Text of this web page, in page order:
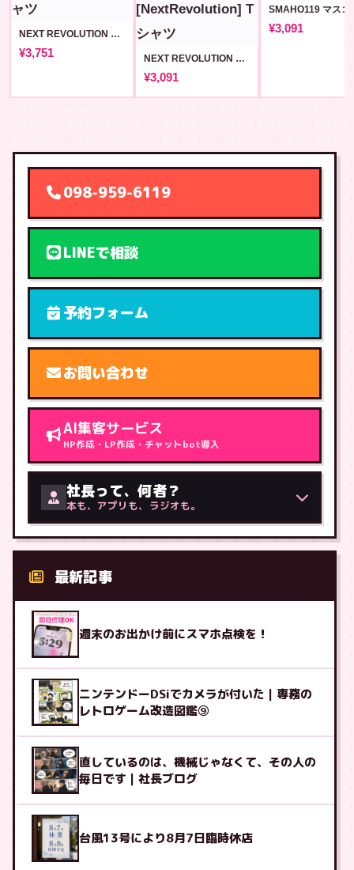
NEXT REVOLUTION 前後プリントT #72
¥3,751 NEXT REVOLUTION ロゴ Tシャツ (v3) [NextRevolution]
¥3,091
¥3,091
098-959-6119
LINEで相談
予約フォーム
お問い合わせ
AI集客サービス
HP作成・LP作成・チャットbot導入
社長って、何者？
本も、アプリも、ラジオも。
最新記事
週末のお出かけ前にスマホ点検を！
ニンテンドーDSiでカメラが付いた｜専務の
レトロゲーム改造図鑑⑨
直しているのは、機械じゃなくて、その人の
毎日です｜社長ブログ
台風13号により8月7日臨時休店